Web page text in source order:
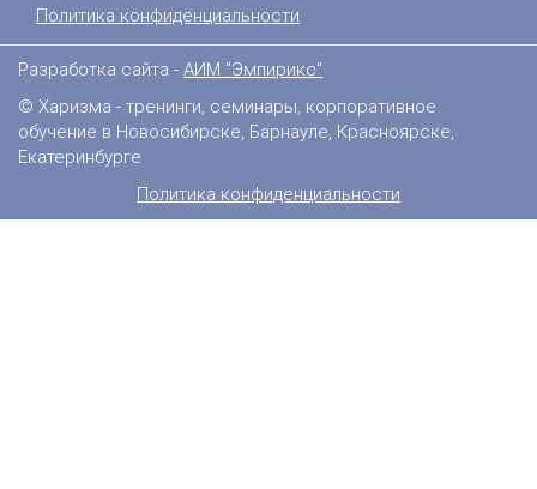
Политика конфиденциальности
Разработка сайта - АИМ "Эмпирикс"
© Харизма - тренинги, семинары, корпоративное
обучение в Новосибирске, Барнауле, Красноярске,
Екатеринбурге
Политика конфиденциальности